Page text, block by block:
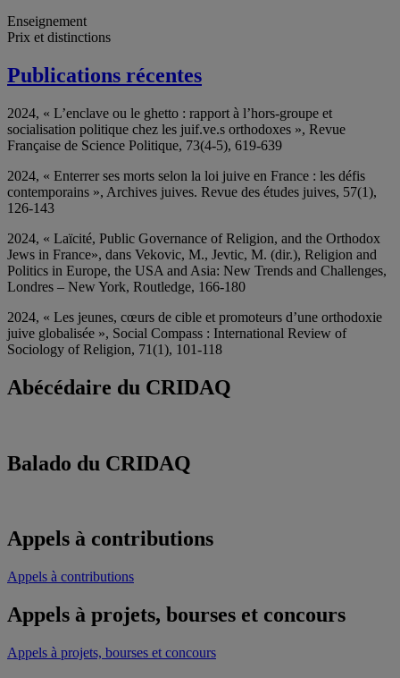
Enseignement
Prix et distinctions
Publications récentes
2024, « L’enclave ou le ghetto : rapport à l’hors-groupe et
socialisation politique chez les juif.ve.s orthodoxes », Revue
Française de Science Politique, 73(4-5), 619-639
2024, « Enterrer ses morts selon la loi juive en France : les défis
contemporains », Archives juives. Revue des études juives, 57(1),
126-143
2024, « Laïcité, Public Governance of Religion, and the Orthodox
Jews in France», dans Vekovic, M., Jevtic, M. (dir.), Religion and
Politics in Europe, the USA and Asia: New Trends and Challenges,
Londres – New York, Routledge, 166-180
2024, « Les jeunes, cœurs de cible et promoteurs d’une orthodoxie
juive globalisée », Social Compass : International Review of
Sociology of Religion, 71(1), 101-118
Abécédaire du CRIDAQ
Balado du CRIDAQ
Appels à contributions
Appels à contributions
Appels à projets, bourses et concours
Appels à projets, bourses et concours